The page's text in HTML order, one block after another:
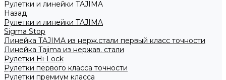
Рулетки и линейки TAJIMA
Назад
Рулетки и линейки TAJIMA
Sigma Stop
Линейка TAJIMA из нерж.стали первый класс точности
Линейка Tajima из нержав. стали
Рулетки Hi-Lock
Рулетки первого класса точности
Рулетки премиум класса